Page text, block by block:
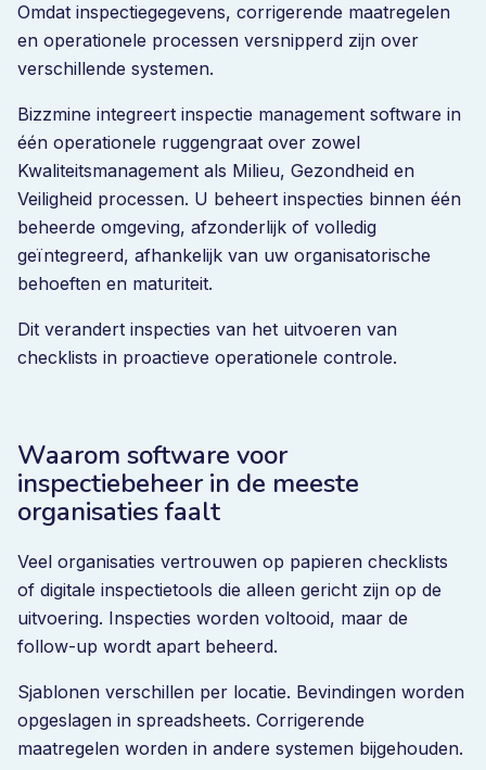
Omdat inspectiegegevens, corrigerende maatregelen
en operationele processen versnipperd zijn over
verschillende systemen.
Bizzmine integreert inspectie management software in
één operationele ruggengraat over zowel
Kwaliteitsmanagement als Milieu, Gezondheid en
Veiligheid processen. U beheert inspecties binnen één
beheerde omgeving, afzonderlijk of volledig
geïntegreerd, afhankelijk van uw organisatorische
behoeften en maturiteit.
Dit verandert inspecties van het uitvoeren van
checklists in proactieve operationele controle.
Waarom software voor
inspectiebeheer in de meeste
organisaties faalt
Veel organisaties vertrouwen op papieren checklists
of digitale inspectietools die alleen gericht zijn op de
uitvoering. Inspecties worden voltooid, maar de
follow-up wordt apart beheerd.
Sjablonen verschillen per locatie. Bevindingen worden
opgeslagen in spreadsheets. Corrigerende
maatregelen worden in andere systemen bijgehouden.